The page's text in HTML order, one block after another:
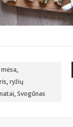
,
,ryžių
,Svogūnas